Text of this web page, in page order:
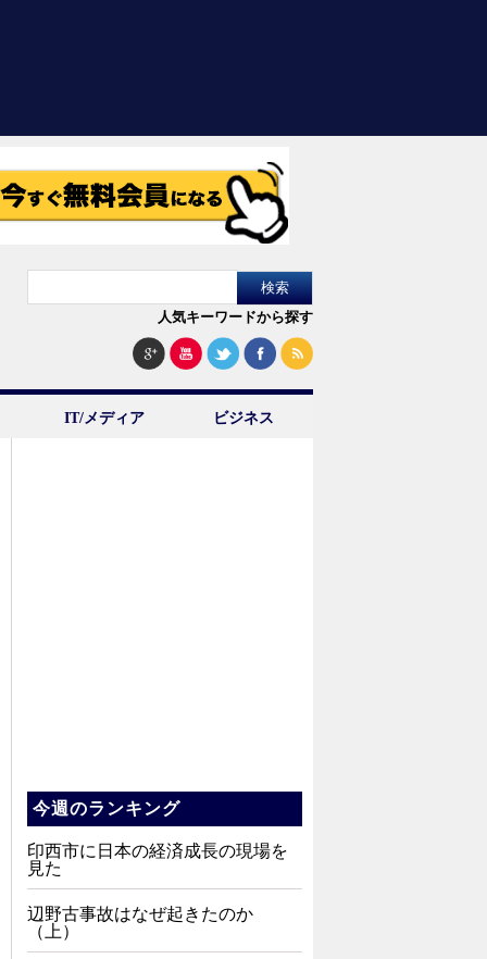
人気キーワードから探す
IT/メディア ビジネス
今週のランキング
印西市に日本の経済成長の現場を
見た
辺野古事故はなぜ起きたのか
（上）